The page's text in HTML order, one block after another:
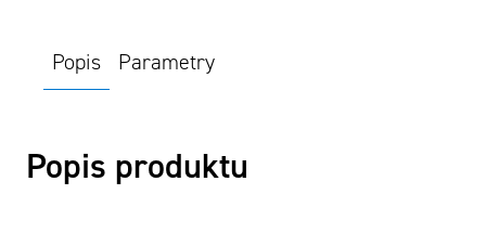
Popis Parametry
Popis produktu